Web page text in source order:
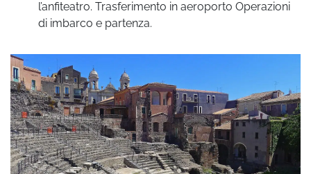
l’anfiteatro. Trasferimento in aeroporto Operazioni
di imbarco e partenza.